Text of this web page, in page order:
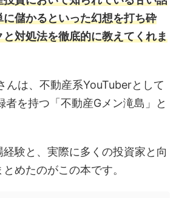
儲かるといった幻想を打ち砕
対処法を徹底的に教えてくれま
んは、不動産系YouTuberとして
者を持つ「不動産Gメン滝島」と
験と、実際に多くの投資家と向
めたのがこの本です。